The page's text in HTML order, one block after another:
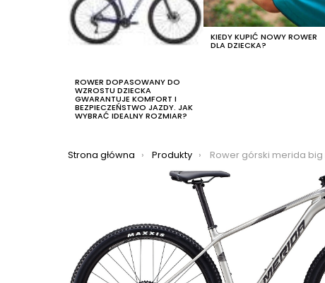
ROWER DOPASOWANY DO
WZROSTU DZIECKA
GWARANTUJE KOMFORT I
BEZPIECZEŃSTWO JAZDY. JAK
WYBRAĆ IDEALNY ROZMIAR?
KIEDY KUPIĆ NOWY ROWER
DLA DZIECKA?
Jesteś tutaj:
Strona główna Produkty Rower górski merida big